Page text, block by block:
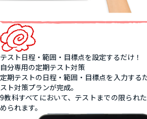
テスト日程・範囲・目標点を設定するだけ！
自分専用の定期テスト対策
定期テストの日程・範囲・目標点を入力する
スト対策プランが完成。
9教科すべてにおいて、テストまでの限られ
められます。